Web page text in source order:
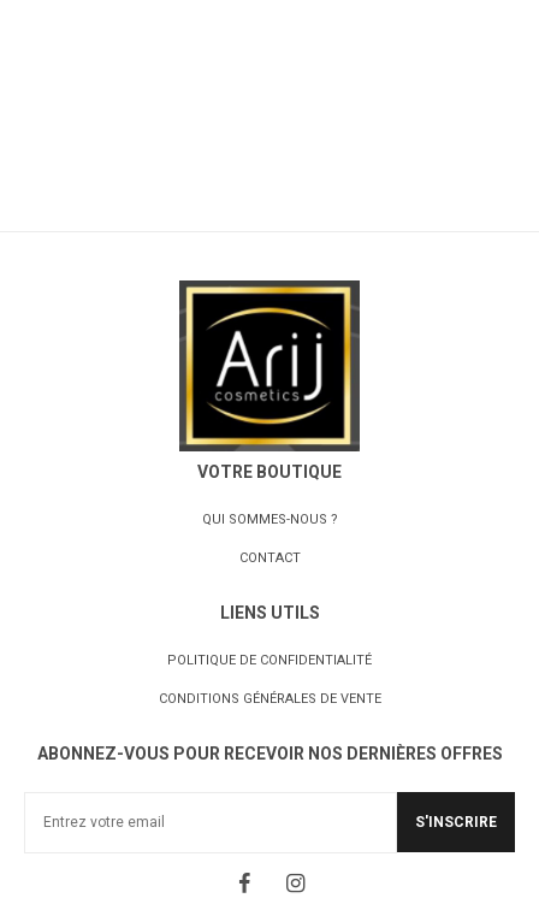
VOTRE BOUTIQUE
QUI SOMMES-NOUS ?
CONTACT
LIENS UTILS
POLITIQUE DE CONFIDENTIALITÉ
CONDITIONS GÉNÉRALES DE VENTE
ABONNEZ-VOUS POUR RECEVOIR NOS DERNIÈRES OFFRES
S'INSCRIRE